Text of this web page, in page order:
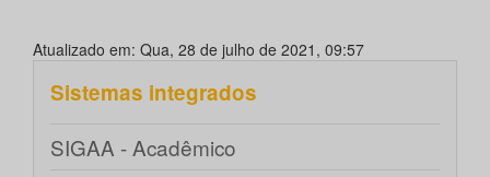
Atualizado em: Qua, 28 de julho de 2021, 09:57
Sistemas integrados
SIGAA - Acadêmico